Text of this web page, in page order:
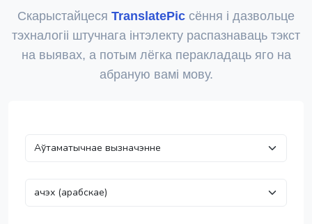
Скарыстайцеся TranslatePic сёння і дазвольце
тэхналогіі штучнага інтэлекту распазнаваць тэкст
на выявах, а потым лёгка перакладаць яго на
абраную вамі мову.